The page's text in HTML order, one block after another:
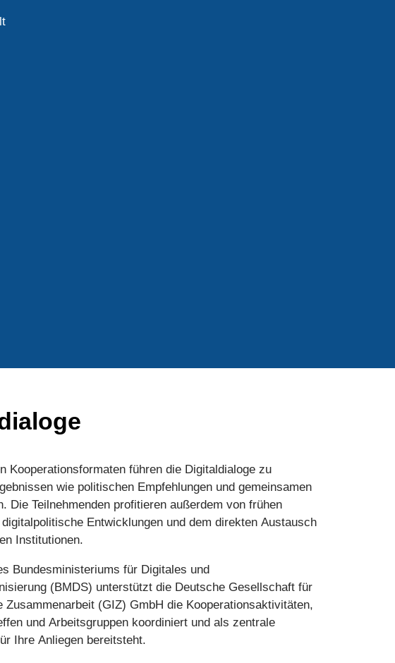
Kooperationsformaten führen die Digitaldialoge zu
wie politischen Empfehlungen und gemeinsamen
Die Teilnehmenden profitieren außerdem von frühen
Entwicklungen und dem direkten Austausch
Institutionen.
Bundesministeriums für Digitales und
(BMDS) unterstützt die Deutsche Gesellschaft für
Zusammenarbeit (GIZ) GmbH die Kooperationsaktivitäten,
und Arbeitsgruppen koordiniert und als zentrale
Ihre Anliegen bereitsteht.